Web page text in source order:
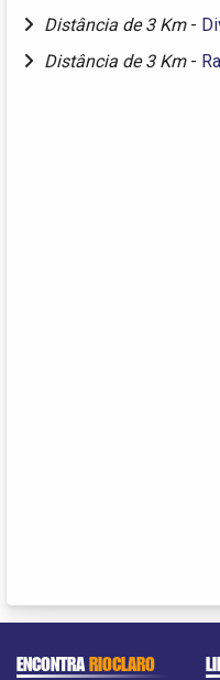
Distância de 3 Km -
Distância de 3 Km -
ENCONTRARIOCLARO